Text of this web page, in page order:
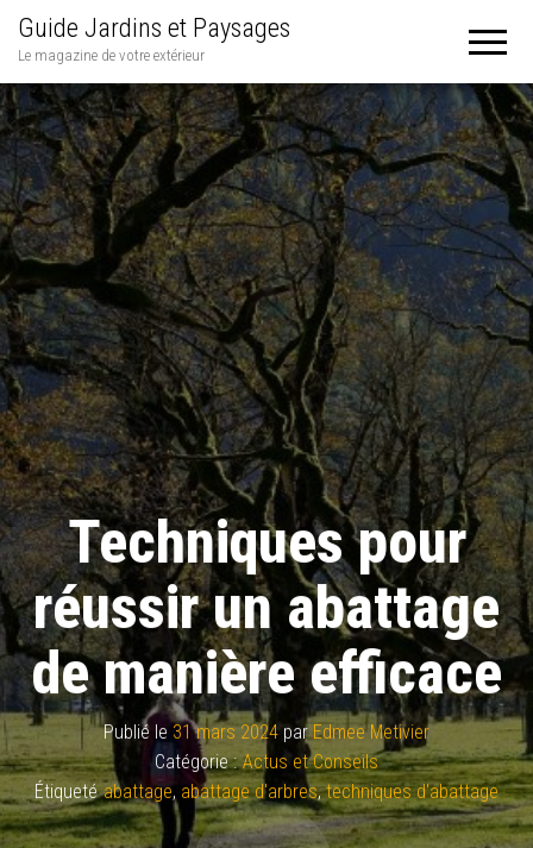
Guide Jardins et Paysages
Le magazine de votre extérieur
Techniques pour
réussir un abattage
de manière efficace
Publié le 31 mars 2024parEdmee Metivier
Catégorie : Actus et Conseils
Étiqueté abattage, abattage d'arbres,techniques d'abattage